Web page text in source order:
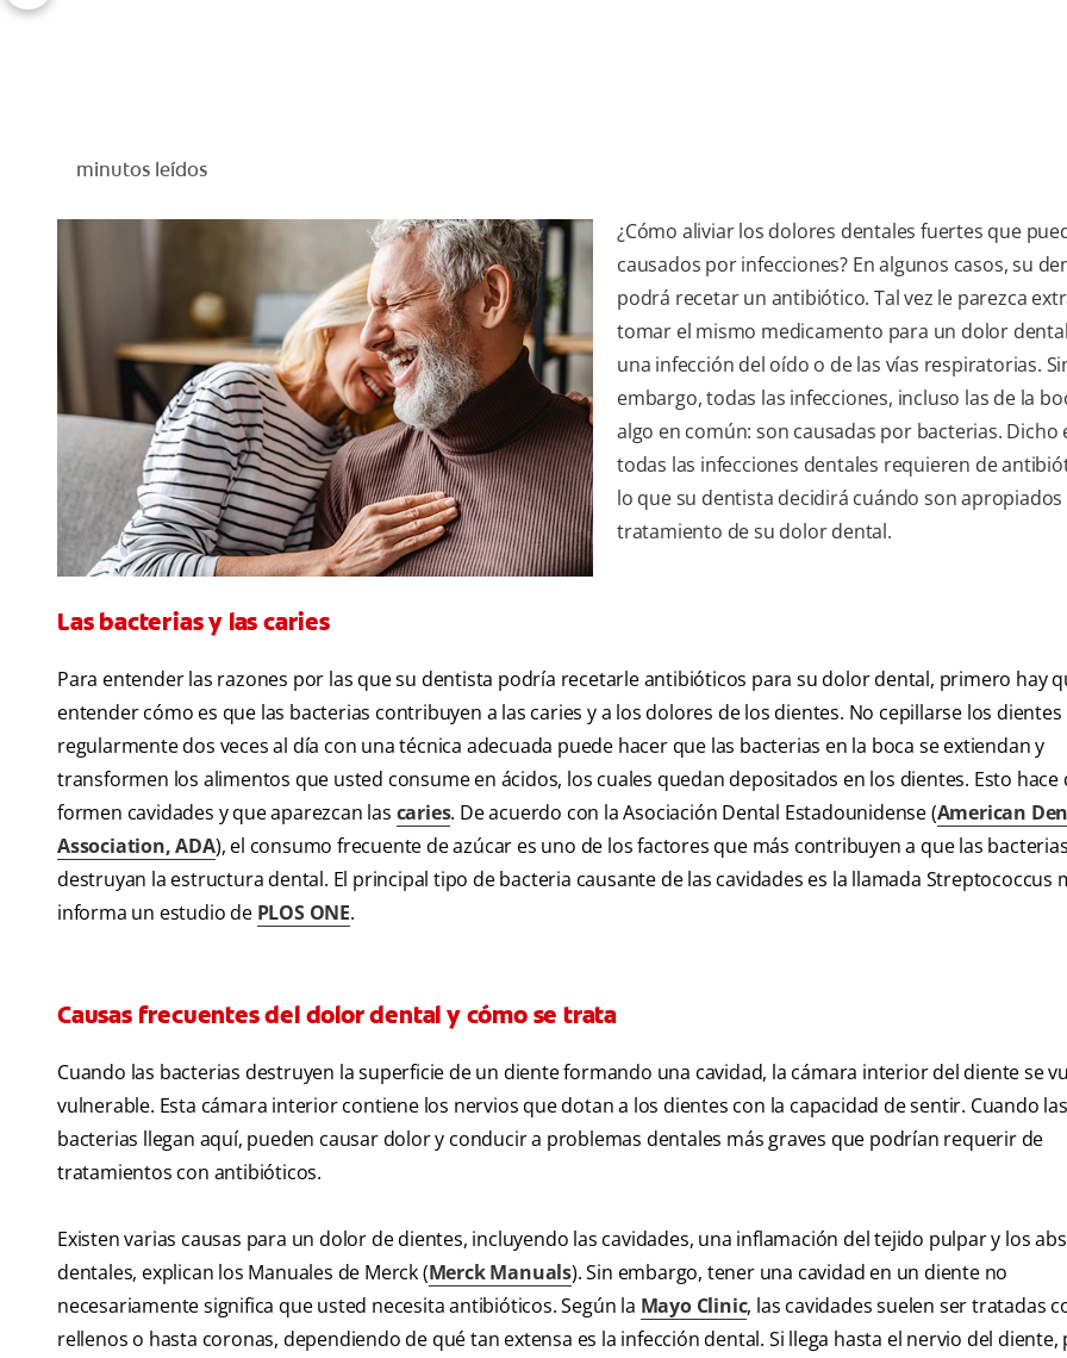
minutos leídos
¿Cómo aliviar los dolores dentales fuertes que
causados por infecciones? En algunos casos, su
podrá recetar un antibiótico. Tal vez le parezca
tomar el mismo medicamento para un dolor
una infección del oído o de las vías respiratorias.
embargo, todas las infecciones, incluso las de la
algo en común: son causadas por bacterias. Dicho
todas las infecciones dentales requieren de
lo que su dentista decidirá cuándo son apropiados
tratamiento de su dolor dental.
Las bacterias y las caries
Para entender las razones por las que su dentista podría recetarle antibióticos para su dolor dental, primero hay
entender cómo es que las bacterias contribuyen a las caries y a los dolores de los dientes. No cepillarse los dientes
regularmente dos veces al día con una técnica adecuada puede hacer que las bacterias en la boca se extiendan y
transformen los alimentos que usted consume en ácidos, los cuales quedan depositados en los dientes. Esto hace
formen cavidades y que aparezcan las caries. De acuerdo con la Asociación Dental Estadounidense (American
Association, ADA), el consumo frecuente de azúcar es uno de los factores que más contribuyen a que las bacterias
destruyan la estructura dental. El principal tipo de bacteria causante de las cavidades es la llamada Streptococcus
informa un estudio de PLOS ONE.
Causas frecuentes del dolor dental y cómo se trata
Cuando las bacterias destruyen la superficie de un diente formando una cavidad, la cámara interior del diente se
vulnerable. Esta cámara interior contiene los nervios que dotan a los dientes con la capacidad de sentir. Cuando las
bacterias llegan aquí, pueden causar dolor y conducir a problemas dentales más graves que podrían requerir de
tratamientos con antibióticos.
Existen varias causas para un dolor de dientes, incluyendo las cavidades, una inflamación del tejido pulpar y los
dentales, explican los Manuales de Merck (Merck Manuals). Sin embargo, tener una cavidad en un diente no
necesariamente significa que usted necesita antibióticos. Según la Mayo Clinic, las cavidades suelen ser tratadas
rellenos o hasta coronas, dependiendo de qué tan extensa es la infección dental. Si llega hasta el nervio del diente,